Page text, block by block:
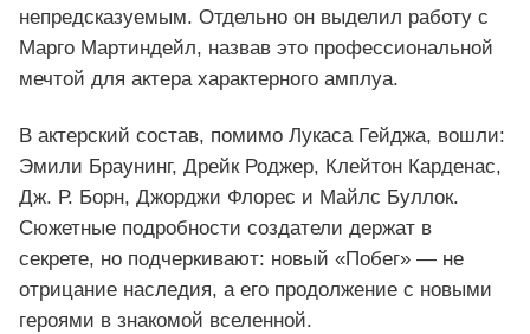
непредсказуемым. Отдельно он выделил работу с
Марго Мартиндейл, назвав это профессиональной
мечтой для актера характерного амплуа.
В актерский состав, помимо Лукаса Гейджа, вошли:
Эмили Браунинг, Дрейк Роджер, Клейтон Карденас,
Дж. Р. Борн, Джорджи Флорес и Майлс Буллок.
Сюжетные подробности создатели держат в
секрете, но подчеркивают: новый «Побег» — не
отрицание наследия, а его продолжение с новыми
героями в знакомой вселенной.